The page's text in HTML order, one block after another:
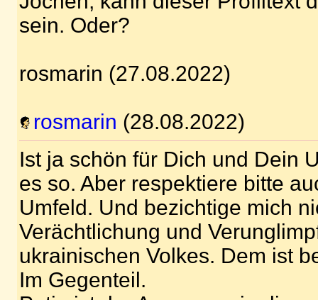
sein. Oder?
rosmarin (27.08.2022)
rosmarin (28.08.2022)
Ist ja schön für Dich und Dein
es so. Aber respektiere bitte
Umfeld. Und bezichtige mich
Verächtlichung und
ukrainischen Volkes. Dem ist
Im Gegenteil.